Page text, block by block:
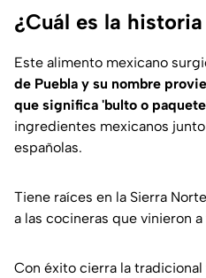
¿Cuál es la
Este alimento mexicano
de Puebla y su nombre
que significa 'bulto o
ingredientes mexicanos
españolas.
Tiene raíces en la Sierra
a las cocineras que vinieron
Con éxito cierra la tradicional